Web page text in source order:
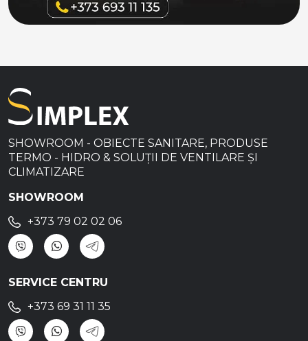
SHOWROOM - OBIECTE SANITARE, PRODUSE
TERMO - HIDRO & SOLUȚII DE VENTILARE ȘI
CLIMATIZARE
SHOWROOM
+373 79 02 02 06
SERVICE CENTRU
+373 69 31 11 35